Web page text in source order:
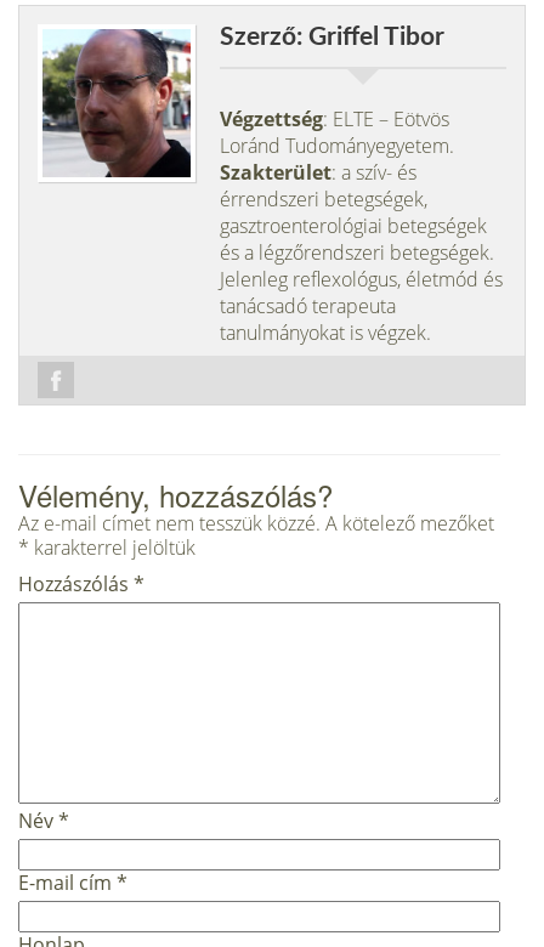
Szerző: Griffel Tibor
Végzettség: ELTE – Eötvös
Loránd Tudományegyetem.
Szakterület: a szív- és
érrendszeri betegségek,
gasztroenterológiai betegségek
és a légzőrendszeri betegségek.
Jelenleg reflexológus, életmód és
tanácsadó terapeuta
tanulmányokat is végzek.
Vélemény, hozzászólás?
Az e-mail címet nem tesszük közzé. A kötelező mezőket
* karakterrel jelöltük
Hozzászólás *
Név*
E-mail cím *